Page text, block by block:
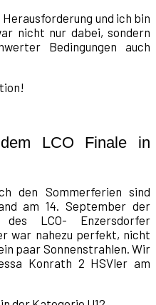
und ich bin
nicht nur dabei, sondern
Bedingungen auch
LCO Finale in
den Sommerferien sind
am 14. September der
LCO- Enzersdorfer
war nahezu perfekt, nicht
paar Sonnenstrahlen. Wir
Konrath 2 HSVler am